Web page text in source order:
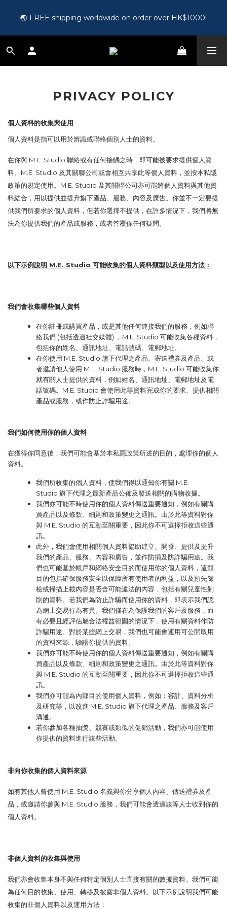
🌏 FREE shipping worldwide on order over HK$1000!
🛍️ Register as a member and get HK$50 for free!【Click
PRIVACY POLICY
個人資料的收集與使用
個人資料是指可以用於辨識或聯絡個別人士的資料。
在你與 M.E. Studio 聯絡或有任何接觸之時，即可能被要求提供個人資
料。M.E. Studio 及其關聯公司或會相互共享此等個人資料，並按本私隱
政策的規定使用。M.E. Studio 及其關聯公司亦可能將個人資料與其他資
料結合，用以提供並提升旗下產品、服務、內容及廣告。你並不一定要提
供我們所要求的個人資料，但若你選擇不提供，在許多情況下，我們將無
法為你提供我們的產品或服務，或者答覆你任何疑問。
以下示例說明 M.E. Studio 可能收集的個人資料類型以及使用方法：
我們會收集哪些個人資料
在你註冊或購買產品，或是其他任何連接我們的服務，例如聯
絡我們 (包括透過社交媒體) ， M.E. Studio 可能收集各種資料，
包括你的姓名、通訊地址、電話號碼、電郵地址。
在你使用 M.E. Studio 旗下代理之產品、寄送禮券及產品、或
者邀請他人使用 M.E. Studio 服務時， M.E. Studio 可能收集你
就有關人士提供的資料，例如姓名、通訊地址、電郵地址及電
話號碼。 M.E. Studio 會使用此等資料完成你的要求、提供相關
產品或服務，或作防止詐騙用途。
我們如何使用你的個人資料
在獲得你同意後，我們可能會基於本私隱政策所述的目的，處理你的個人
資料。
我們所收集的個人資料，使我們得以通知你有關 M.E.
Studio 旗下代理之最新產品公佈及發送相關的購物收據。
我們亦可能不時使用你的個人資料傳送重要通知，例如有關購
買產品以及條款、細則和政策變更之通訊。由於此等資料對你
與 M.E. Studio 的互動至關重要，因此你不可選擇拒收這些通
訊。
此外，我們會使用相關個人資料協助建立、開發、提供及提升
我們的產品、服務、內容和廣告，並作防損及防詐騙用途。我
們也可能基於帳戶和網絡安全目的而使用你的個人資料，這類
目的包括確保服務安全以保障所有使用者的利益，以及預先篩
檢或掃描上載內容是否含可能違法的內容，包括有關兒童性剝
削的資料。若我們為防止詐騙而使用你的資料，即表示我們認
為網上交易行為有異。我們僅在為保護我們的客戶及服務，而
有必要且經評估屬合法權益範圍的情況下，使用有關資料作防
詐騙用途。對於某些網上交易，我們也可能會運用可公開取用
的資料來源，驗證你提供的資料。
我們亦可能不時使用你的個人資料傳送重要通知，例如有關購
買產品以及條款、細則和政策變更之通訊。由於此等資料對你
與 M.E. Studio 的互動至關重要，因此你不可選擇拒收這些通
訊。
我們亦可能為內部目的使用個人資料，例如：審計、資料分析
及研究等，以改進 M.E. Studio 旗下代理之產品、服務及客戶
溝通。
若你參加各種抽獎、競賽或類似的促銷活動，我們亦可能使用
你提供的資料進行該些活動。
非向你收集的個人資料來源
如有其他人曾使用 M.E. Studio 名義與你分享個人內容、傳送禮券及產
品，或邀請你參與 M.E. Studio 服務，我們可能會透過該等人士收到你的
個人資料。
非個人資料的收集與使用
我們亦會收集本身不與任何特定個別人士直接有關的數據資料。我們可能
為任何目的收集、使用、轉移及披露非個人資料。以下示例說明我們可能
收集的非個人資料以及運用方法：